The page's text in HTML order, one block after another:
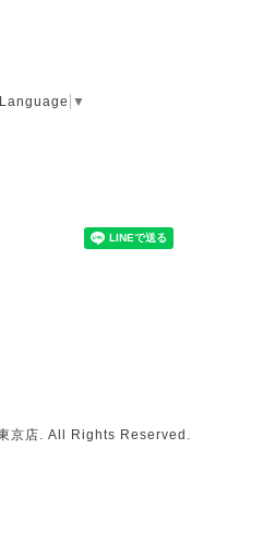
▼
京店. All Rights Reserved.